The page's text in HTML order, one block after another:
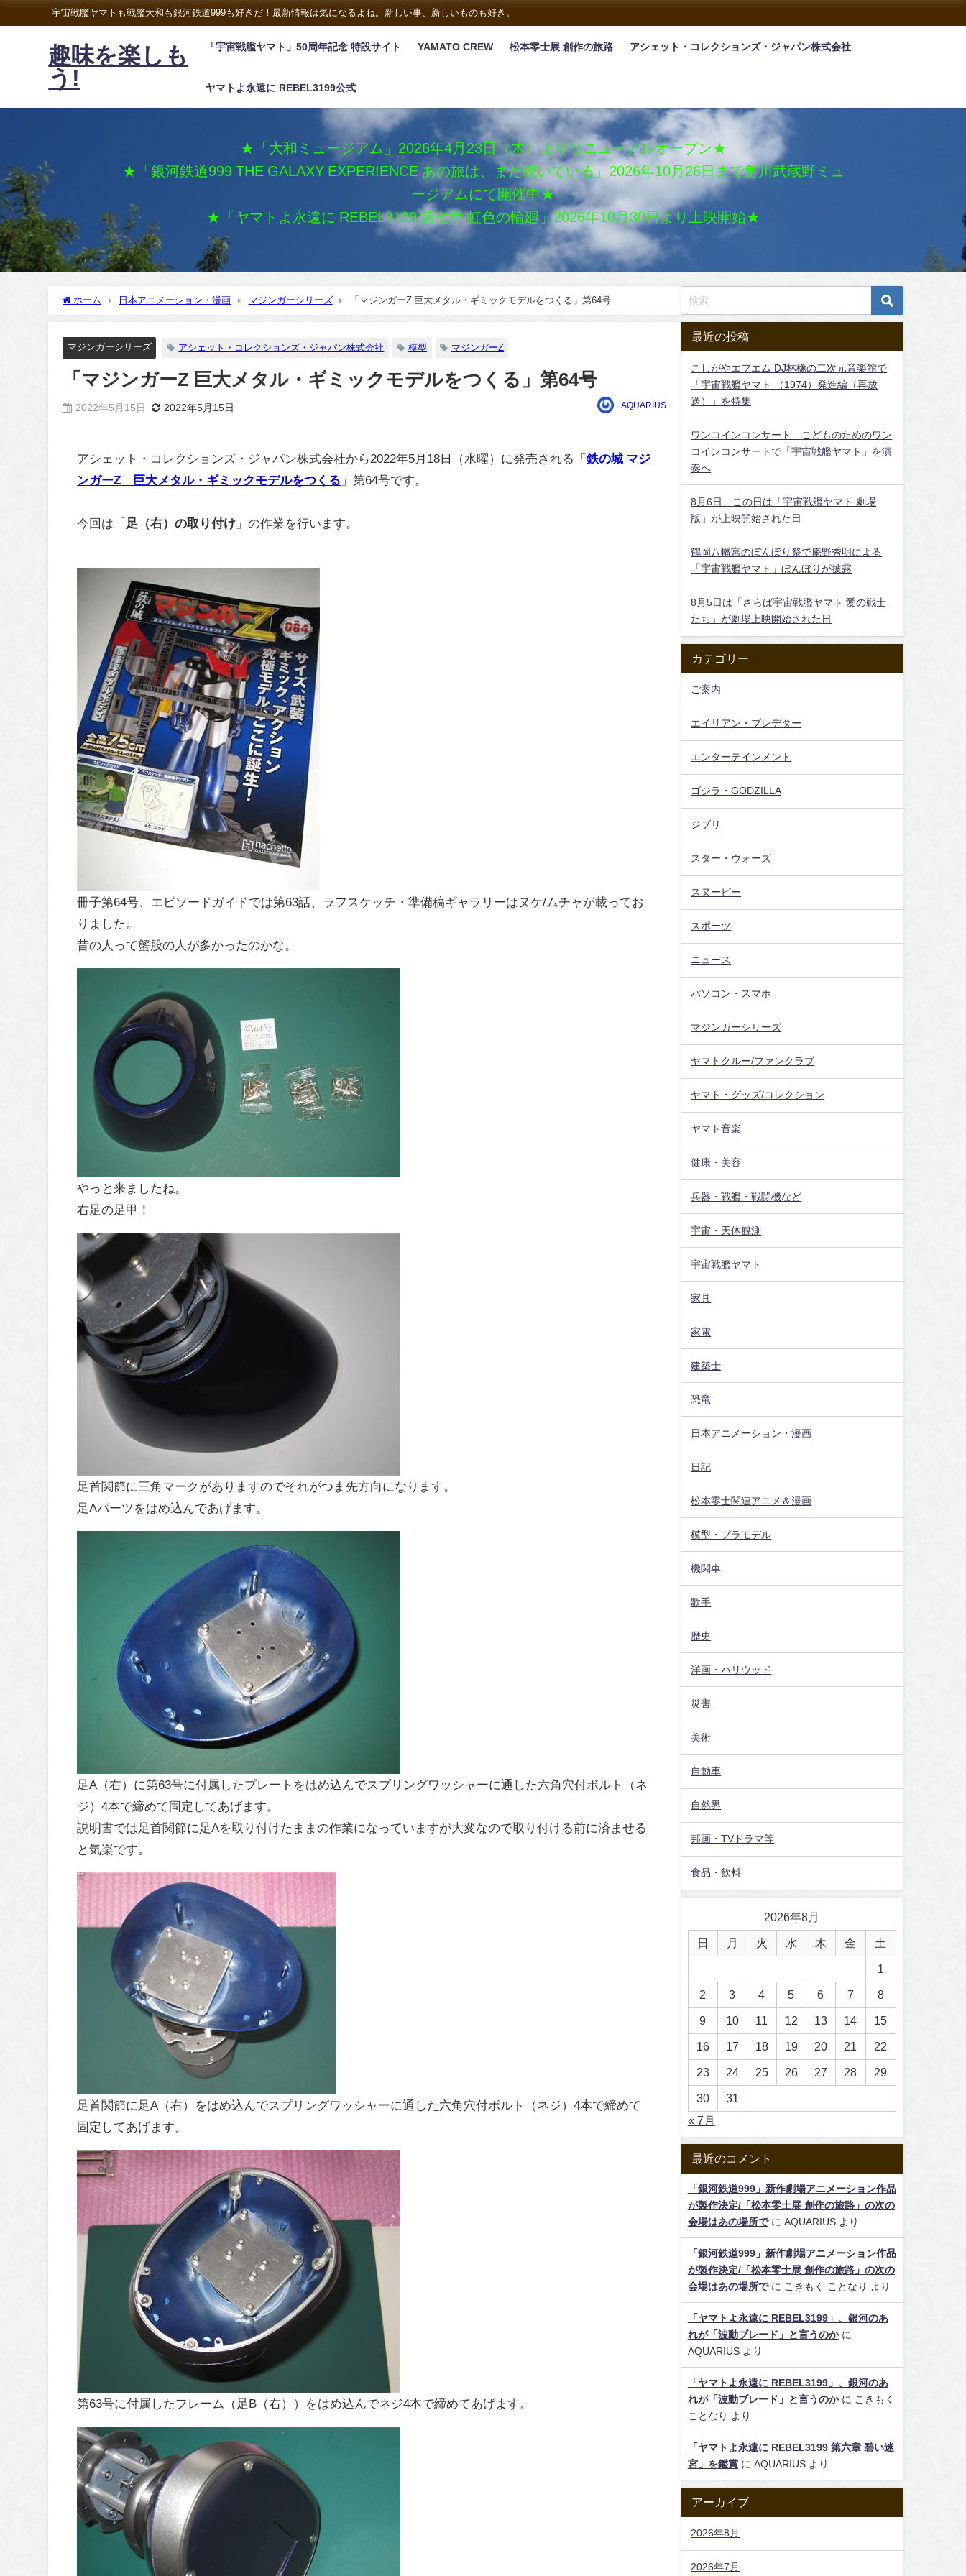
宇宙戦艦ヤマトも戦艦大和も銀河鉄道999も好きだ！最新情報は気になるよね。新しい事、新しいものも好き。
趣味を楽しも
う!
「宇宙戦艦ヤマト」50周年記念 特設サイト YAMATO CREW 松本零士展 創作の旅路 アシェット・コレクションズ・ジャパン株式会社
ヤマトよ永遠に REBEL3199公式
★「大和ミュージアム」2026年4月23日（木）よりリニューアルオープン★
★「銀河鉄道999 THE GALAXY EXPERIENCE あの旅は、まだ続いている」2026年10月26日まで角川武蔵野ミュ
ージアムにて開催中★
★「ヤマトよ永遠に REBEL3199 第七章 虹色の輪廻」2026年10月30日より上映開始★
ホーム 日本アニメーション・漫画 マジンガーシリーズ 「マジンガーZ 巨大メタル・ギミックモデルをつくる」第64号
マジンガーシリーズ アシェット・コレクションズ・ジャパン株式会社 模型 マジンガーZ
「マジンガーZ 巨大メタル・ギミックモデルをつくる」第64号
2022年5月15日 2022年5月15日 AQUARIUS
アシェット・コレクションズ・ジャパン株式会社から2022年5月18日（水曜）に発売される「鉄の城 マジ
ンガーZ 巨大メタル・ギミックモデルをつくる 」第64号です。
今回は「 足（右）の取り付け 」の作業を行います。
冊子第64号、エピソードガイドでは第63話、ラフスケッチ・準備稿ギャラリーはヌケ/ムチャが載ってお
りました。
昔の人って蟹股の人が多かったのかな。
やっと来ましたね。
右足の足甲！
足首関節に三角マークがありますのでそれがつま先方向になります。
足Aパーツをはめ込んであげます。
足A（右）に第63号に付属したプレートをはめ込んでスプリングワッシャーに通した六角穴付ボルト（ネ
ジ）4本で締めて固定してあげます。
説明書では足首関節に足Aを取り付けたままの作業になっていますが大変なので取り付ける前に済ませる
と気楽です。
足首関節に足A（右）をはめ込んでスプリングワッシャーに通した六角穴付ボルト（ネジ）4本で締めて
固定してあげます。
第63号に付属したフレーム（足B（右））をはめ込んでネジ4本で締めてあげます。
最近の投稿
こしがやエフエム DJ林檎の二次元音楽館で
「宇宙戦艦ヤマト （1974）発進編（再放
送）」を特集
ワンコインコンサート こどものためのワン
コインコンサートで「宇宙戦艦ヤマト」を演
奏へ
8月6日、この日は「宇宙戦艦ヤマト 劇場
版」が上映開始された日
鶴岡八幡宮のぼんぼり祭で庵野秀明による
「宇宙戦艦ヤマト」ぼんぼりが披露
8月5日は「さらば宇宙戦艦ヤマト 愛の戦士
たち」が劇場上映開始された日
カテゴリー
ご案内
エイリアン・プレデター
エンターテインメント
ゴジラ・GODZILLA
ジブリ
スター・ウォーズ
スヌーピー
スポーツ
ニュース
パソコン・スマホ
マジンガーシリーズ
ヤマトクルー/ファンクラブ
ヤマト・グッズ/コレクション
ヤマト音楽
健康・美容
兵器・戦艦・戦闘機など
宇宙・天体観測
宇宙戦艦ヤマト
家具
家電
建築士
恐竜
日本アニメーション・漫画
日記
松本零士関連アニメ＆漫画
模型・プラモデル
機関車
歌手
歴史
洋画・ハリウッド
災害
美術
自動車
自然界
邦画・TVドラマ等
食品・飲料
2026年8月
日 月 火 水 木 金 土
1
2 3 4 5 6 7 8
9 10 11 12 13 14 15
16 17 18 19 20 21 22
23 24 25 26 27 28 29
30
31
« 7月
最近のコメント
「銀河鉄道999」新作劇場アニメーション作品
が製作決定/「松本零士展 創作の旅路」の次の
会場はあの場所でに AQUARIUSより
「銀河鉄道999」新作劇場アニメーション作品
が製作決定/「松本零士展 創作の旅路」の次の
会場はあの場所でに こきもく ことなり より
「ヤマトよ永遠に REBEL3199」、銀河のあ
れが「波動ブレード」と言うのかに
AQUARIUSより
「ヤマトよ永遠に REBEL3199」、銀河のあ
れが「波動ブレード」と言うのかに
こきもく
ことなり
より
「ヤマトよ永遠に REBEL3199 第六章 碧い迷
宮」を鑑賞に AQUARIUSより
アーカイブ
2026年8月
2026年7月